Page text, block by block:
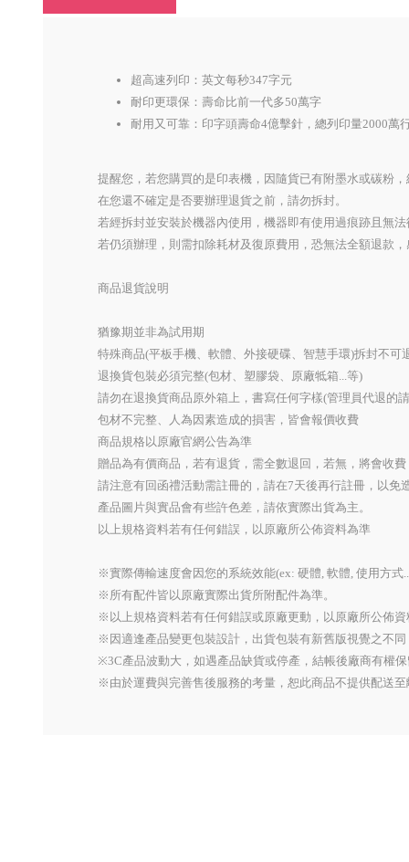
超高速列印：英文每秒347字元
耐印更環保：壽命比前一代多50萬字
耐用又可靠：印字頭壽命4億擊針，總列印量2000萬
提醒您，若您購買的是印表機，因隨貨已有附墨水或碳粉
在您還不確定是否要辦理退貨之前，請勿拆封。
若經拆封並安裝於機器內使用，機器即有使用過痕跡且無
若仍須辦理，則需扣除耗材及復原費用，恐無法全額退款
商品退貨說明
猶豫期並非為試用期
特殊商品(平板手機、軟體、外接硬碟、智慧手環)拆封不可
退換貨包裝必須完整(包材、塑膠袋、原廠牴箱...等)
請勿在退換貨商品原外箱上，書寫任何字樣(管理員代退的
包材不完整、人為因素造成的損害，皆會報價收費
商品規格以原廠官網公告為準
贈品為有價商品，若有退貨，需全數退回，若無，將會收費
請注意有回函禮活動需註冊的，請在7天後再行註冊，以免
產品圖片與實品會有些許色差，請依實際出貨為主。
以上規格資料若有任何錯誤，以原廠所公佈資料為準
※實際傳輸速度會因您的系統效能(ex: 硬體, 軟體, 使用方式
※所有配件皆以原廠實際出貨所附配件為準。
※以上規格資料若有任何錯誤或原廠更動，以原廠所公佈資
※因適逢產品變更包裝設計，出貨包裝有新舊版視覺之不
※3C產品波動大，如遇產品缺貨或停產，結帳後廠商有權
※由於運費與完善售後服務的考量，恕此商品不提供配送